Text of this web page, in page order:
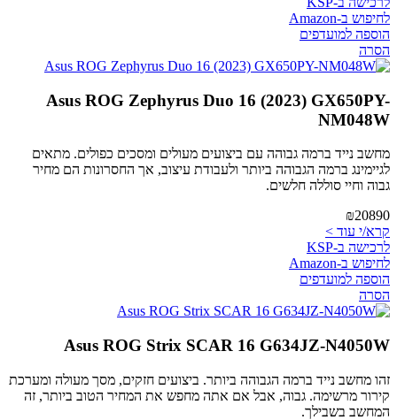
לחיפוש ב-Amazon
הוספה למועדפים
הסרה
Asus ROG Zephyrus Duo 16 (2023) GX650PY-
NM048W
מחשב נייד ברמה גבוהה עם ביצועים מעולים ומסכים כפולים. מתאים
לגיימינג ברמה הגבוהה ביותר ולעבודת עיצוב, אך החסרונות הם מחיר
גבוה וחיי סוללה חלשים.
₪20890
קרא/י עוד >
לרכישה ב-KSP
לחיפוש ב-Amazon
הוספה למועדפים
הסרה
Asus ROG Strix SCAR 16 G634JZ-N4050W
זהו מחשב נייד ברמה הגבוהה ביותר. ביצועים חזקים, מסך מעולה ומערכת
קירור מרשימה. גבוה, אבל אם אתה מחפש את המחיר הטוב ביותר, זה
המחשב בשבילך.